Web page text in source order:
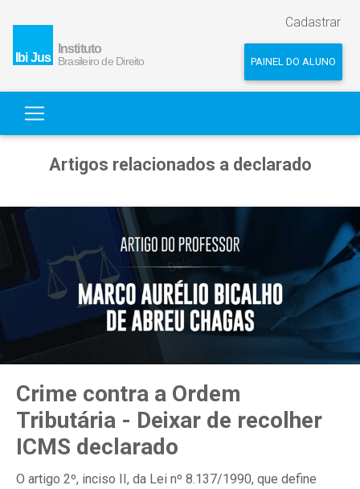
Cadastrar
PAINEL DO ALUNO
Artigos relacionados a declarado
Crime contra a Ordem
Tributária - Deixar de recolher
ICMS declarado
O artigo 2º, inciso II, da Lei nº 8.137/1990, que define